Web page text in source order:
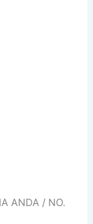
ANDA / NO.